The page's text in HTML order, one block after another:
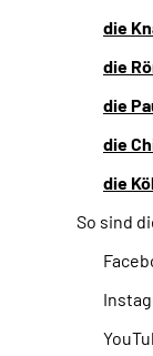
die
die
die
die
die
So sind